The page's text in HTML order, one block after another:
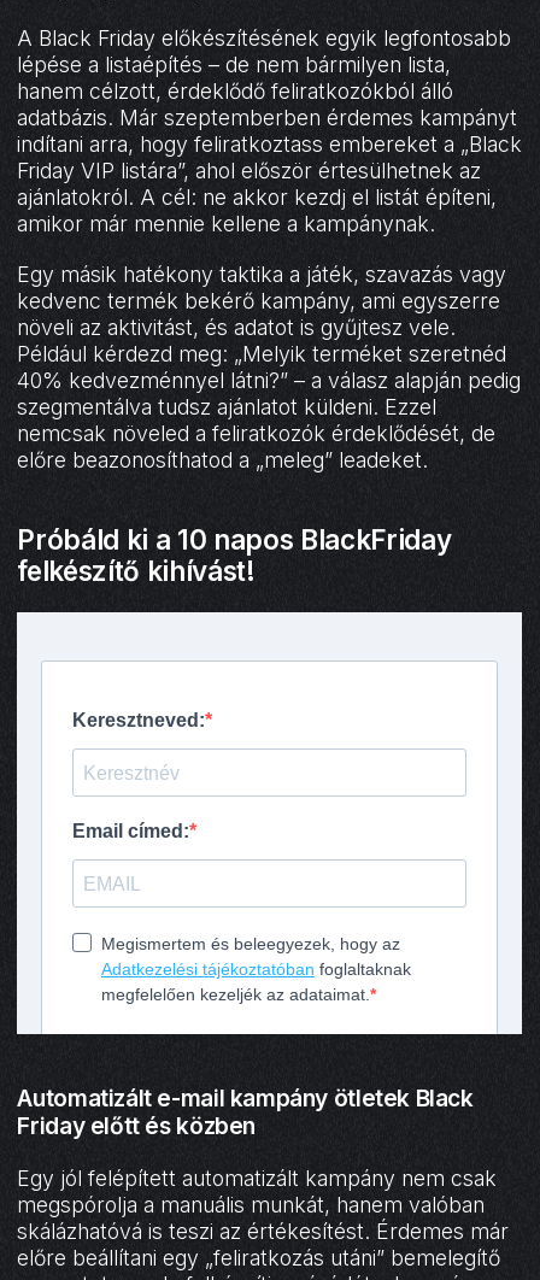
A Black Friday előkészítésének egyik legfontosabb
lépése a listaépítés – de nem bármilyen lista,
hanem célzott, érdeklődő feliratkozókból álló
adatbázis. Már szeptemberben érdemes kampányt
indítani arra, hogy feliratkoztass embereket a „Black
Friday VIP listára”, ahol először értesülhetnek az
ajánlatokról. A cél: ne akkor kezdj el listát építeni,
amikor már mennie kellene a kampánynak.
Egy másik hatékony taktika a játék, szavazás vagy
kedvenc termék bekérő kampány, ami egyszerre
növeli az aktivitást, és adatot is gyűjtesz vele.
Például kérdezd meg: „Melyik terméket szeretnéd
40% kedvezménnyel látni?” – a válasz alapján pedig
szegmentálva tudsz ajánlatot küldeni. Ezzel
nemcsak növeled a feliratkozók érdeklődését, de
előre beazonosíthatod a „meleg” leadeket.
Próbáld ki a 10 napos BlackFriday
felkészítő kihívást!
Automatizált e-mail kampány ötletek Black
Friday előtt és közben
Egy jól felépített automatizált kampány nem csak
megspórolja a manuális munkát, hanem valóban
skálázhatóvá is teszi az értékesítést. Érdemes már
előre beállítani egy „feliratkozás utáni” bemelegítő